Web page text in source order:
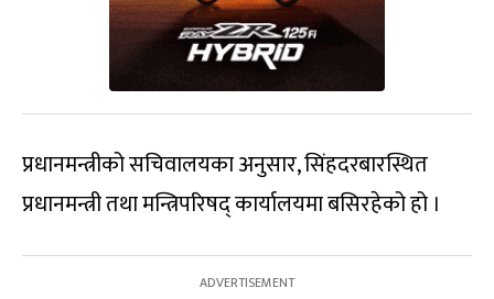
प्रधानमन्त्रीको सचिवालयका अनुसार, सिंहदरबारस्थित
प्रधानमन्त्री तथा मन्त्रिपरिषद् कार्यालयमा बसिरहेको हो ।